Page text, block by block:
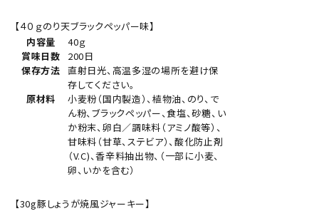
【４０ｇのり天ブラックペッパー味】
内容量
40ｇ
賞味日数
200日
保存方法 直射日光、高温多湿の場所を避け保
存してください。
原材料
小麦粉（国内製造）、植物油、のり、で
ん粉、ブラックペッパー、食塩、砂糖、い
か粉末、卵白／調味料（アミノ酸等）、
甘味料（甘草、ステビア）、酸化防止剤
（V.C)、香辛料抽出物、（一部に小麦、
卵、いかを含む）
【30g豚しょうが焼風ジャーキー】